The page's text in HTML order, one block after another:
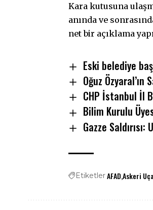
Kara kutusuna
anında ve
net bir açıklama
Eski belediye
Oğuz Özyaral’ın
CHP İstanbul İl
Bilim Kurulu
Gazze
EtiketlerAFAD Askeri